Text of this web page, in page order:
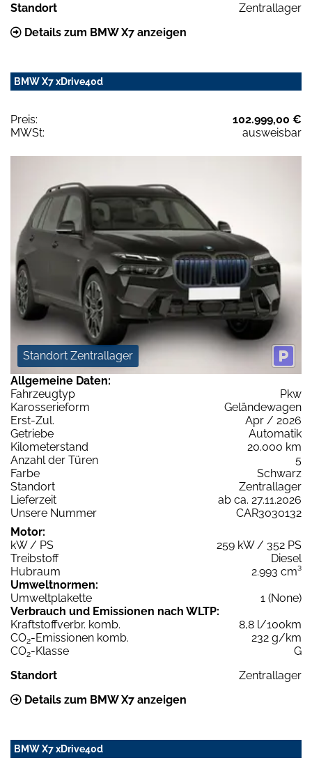
Standort
Zentrallager
Details zum BMW X7 anzeigen
BMW X7 xDrive40d
Preis:
102.999,00 €
MWSt:
ausweisbar
Standort Zentrallager
Allgemeine Daten:
Fahrzeugtyp
Pkw
Karosserieform
Geländewagen
Erst-Zul.
Apr / 2026
Getriebe
Automatik
Kilometerstand
20.000 km
Anzahl der Türen
5
Farbe
Schwarz
Standort
Zentrallager
Lieferzeit
ab ca. 27.11.2026
Unsere Nummer
CAR3030132
Motor:
kW / PS
259 kW / 352 PS
Treibstoff
Diesel
Hubraum
2.993 cm³
Umweltnormen:
Umweltplakette
1 (None)
Verbrauch und Emissionen nach WLTP:
Kraftstoffverbr. komb.
8,8 l/100km
CO2-Emissionen komb.
232 g/km
CO2-Klasse
G
Standort
Zentrallager
Details zum BMW X7 anzeigen
BMW X7 xDrive40d